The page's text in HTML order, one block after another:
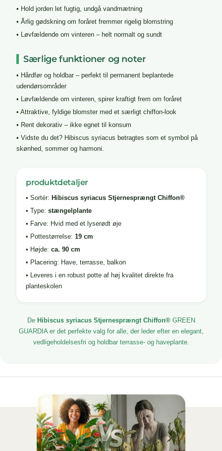
• Hold jorden let fugtig, undgå vandmætning
• Årlig gødskning om foråret fremmer rigelig blomstring
• Løvfældende om vinteren – helt normalt og sundt
Særlige funktioner og noter
• Hårdfør og holdbar – perfekt til permanent beplantede
udendørsområder
• Løvfældende om vinteren, spirer kraftigt frem om foråret
• Attraktive, fyldige blomster med et særligt chiffon-look
• Rent dekorativ – ikke egnet til konsum
• Vidste du det? Hibiscus syriacus betragtes som et symbol på
skønhed, sommer og harmoni.
produktdetaljer
• Sortér: Hibiscus syriacus Stjernesprængt Chiffon®
• Type: stængelplante
• Farve: Hvid med et lyserødt øje
• Pottestørrelse: 19 cm
• Højde: ca. 90 cm
• Placering: Have, terrasse, balkon
• Leveres i en robust potte af høj kvalitet direkte fra
planteskolen
De Hibiscus syriacus Stjernesprængt Chiffon®GREEN
GUARDIA er det perfekte valg for alle, der leder efter en elegant,
vedligeholdelsesfri og holdbar terrasse- og haveplante.